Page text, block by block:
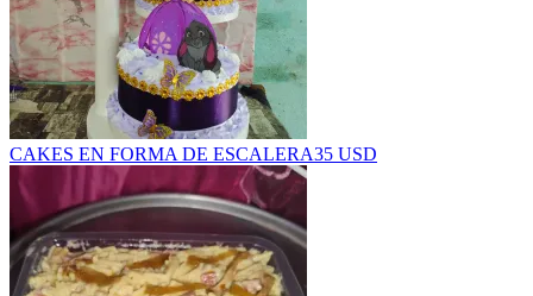
CAKES EN FORMA DE ESCALERA35 USD